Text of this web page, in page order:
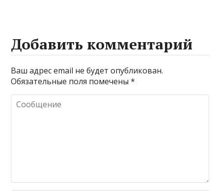
Добавить комментарий
Ваш адрес email не будет опубликован.
Обязательные поля помечены*